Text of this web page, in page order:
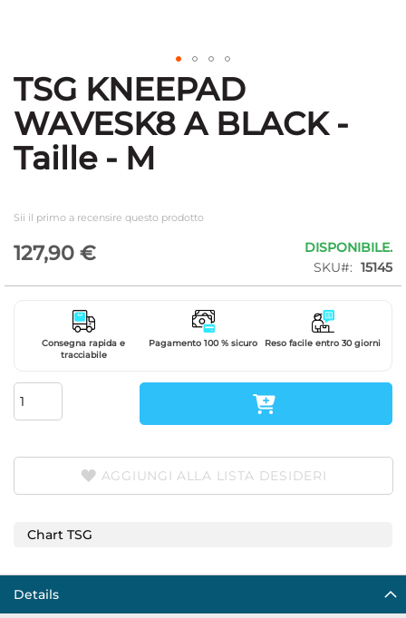
Vai
all'inizio
della
galleria
di
immagini
TSG KNEEPAD
WAVESK8 A BLACK -
Taille - M
Sii il primo a recensire questo prodotto
127,90 €
DISPONIBILE.
SKU
15145
Consegna rapida e
tracciabile
Pagamento 100 % sicuro Reso facile entro 30 giorni
AGGIUNGI ALLA LISTA DESIDERI
Chart TSG
Details